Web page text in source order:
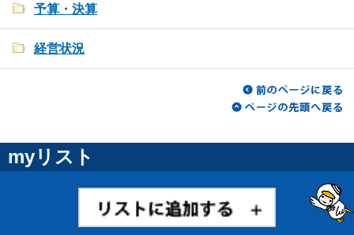
予算・決算
経営状況
myリスト